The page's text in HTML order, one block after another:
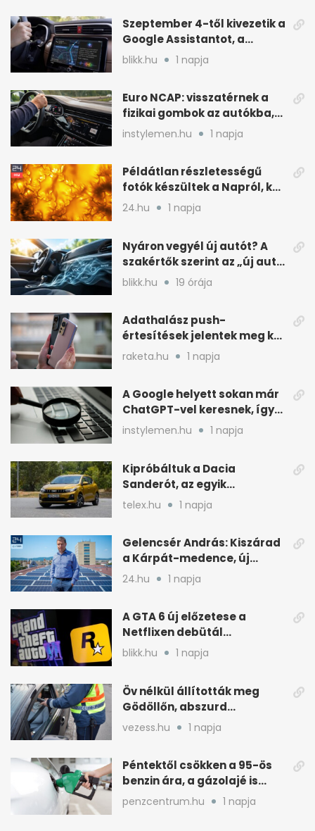
Szeptember 4-től kivezetik a
Google Assistantot, a
Gemini váltja mobilon is
blikk.hu 1 napja
Euro NCAP: visszatérnek a
fizikai gombok az autókba,
kevesebb nyomkodással
instylemen.hu 1 napja
Példátlan részletességű
fotók készültek a Napról, két
rejtély is tisztulhat
24.hu 1 napja
Nyáron vegyél új autót? A
szakértők szerint az „új autó
illat” miatt
blikk.hu 19 órája
Adathalász push-
értesítések jelentek meg két
Xiaomi gyári böngészőjében
raketa.hu 1 napja
A Google helyett sokan már
ChatGPT-vel keresnek, így
változik a rutin
instylemen.hu 1 napja
Kipróbáltuk a Dacia
Sanderót, az egyik
legolcsóbb új autót
Magyarországon
telex.hu 1 napja
Gelencsér András: Kiszárad
a Kárpát-medence, új
áram- és vízdíjat javasol
24.hu 1 napja
A GTA 6 új előzetese a
Netflixen debütál
augusztus 27-én
blikk.hu 1 napja
Öv nélkül állították meg
Gödöllőn, abszurd
fordulatok jöttek
vezess.hu 1 napja
Péntektől csökken a 95-ös
benzin ára, a gázolajé is
mérséklődik
penzcentrum.hu 1 napja